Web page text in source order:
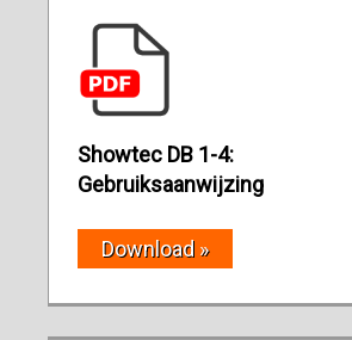
Showtec DB 1-4:
Gebruiksaanwijzing
Download »